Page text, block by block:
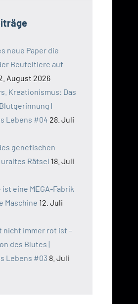
neue Paper die
Beuteltiere auf
August 2026
Kreationismus: Das
|
Lebens #04 28. Juli
genetischen
Rätsel 18. Juli
ist eine MEGA-Fabrik
Maschine 12. Juli
nicht immer rot ist –
des Blutes |
Lebens #03 8. Juli